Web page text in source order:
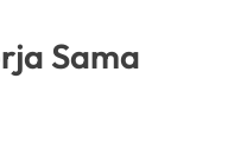
Sama